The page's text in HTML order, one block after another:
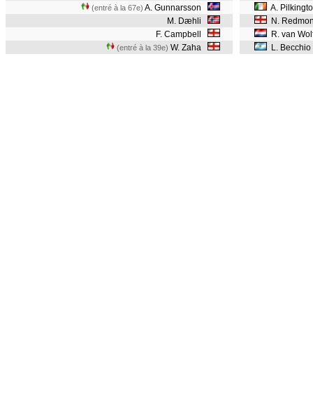
(entré à la 67e) A. Gunnarsson
M. Dæhli
F. Campbell
(entré à la 39e) W. Zaha
A.
N.
R. van
L. Becchio